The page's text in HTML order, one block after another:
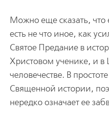
Можно еще сказать, что
есть не что иное, как
Святое Предание в
Христовом ученике, и в
человечестве. В
Священной истории,
нередко означает ее